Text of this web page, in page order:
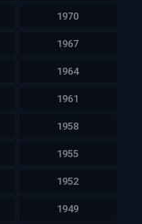
1970
1967
1964
1961
1958
1955
1952
1949